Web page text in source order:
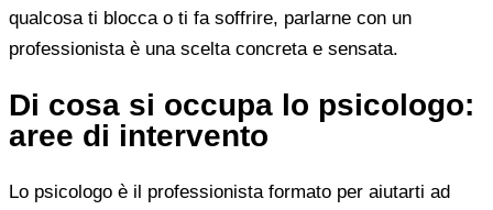
qualcosa ti blocca o ti fa soffrire, parlarne con un
professionista è una scelta concreta e sensata.
Di cosa si occupa lo psicologo:
aree di intervento
Lo psicologo è il professionista formato per aiutarti ad